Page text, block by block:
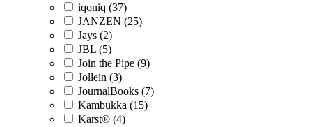
iqoniq (37)
JANZEN (25)
Jays (2)
JBL (5)
Join the Pipe (9)
Jollein (3)
JournalBooks (7)
Kambukka (15)
Karst® (4)